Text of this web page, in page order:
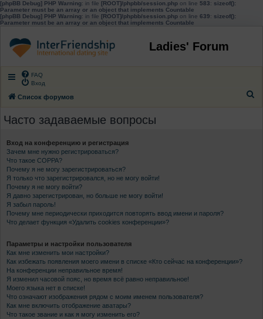
[phpBB Debug] PHP Warning: in file [ROOT]/phpbb/session.php on line 583: sizeof():
Parameter must be an array or an object that implements Countable
[phpBB Debug] PHP Warning: in file [ROOT]/phpbb/session.php on line 639: sizeof():
Parameter must be an array or an object that implements Countable
Ladies' Forum
FAQ
Вход
Список форумов
Часто задаваемые вопросы
Вход на конференцию и регистрация
Зачем мне нужно регистрироваться?
Что такое COPPA?
Почему я не могу зарегистрироваться?
Я только что зарегистрировался, но не могу войти!
Почему я не могу войти?
Я давно зарегистрирован, но больше не могу войти!
Я забыл пароль!
Почему мне периодически приходится повторять ввод имени и пароля?
Что делает функция «Удалить cookies конференции»?
Параметры и настройки пользователя
Как мне изменить мои настройки?
Как избежать появления моего имени в списке «Кто сейчас на конференции»?
На конференции неправильное время!
Я изменил часовой пояс, но время всё равно неправильное!
Моего языка нет в списке!
Что означают изображения рядом с моим именем пользователя?
Как мне включить отображение аватары?
Что такое звание и как я могу изменить его?